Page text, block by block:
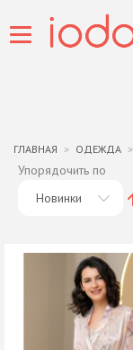
ГЛАВНАЯ ОДЕЖДА
Упорядочить по
Новинки